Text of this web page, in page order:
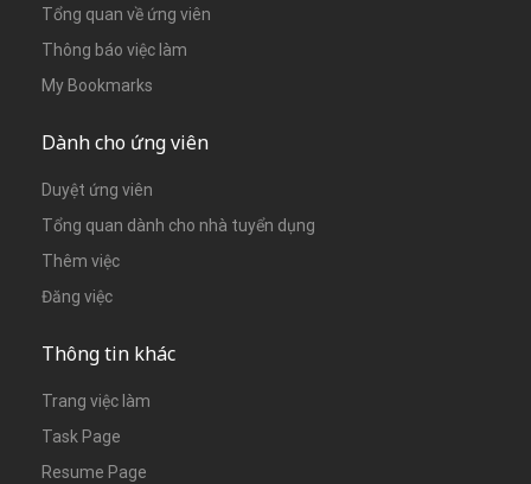
Tổng quan về ứng viên
Thông báo việc làm
My Bookmarks
Dành cho ứng viên
Duyệt ứng viên
Tổng quan dành cho nhà tuyển dụng
Thêm việc
Đăng việc
Thông tin khác
Trang việc làm
Task Page
Resume Page